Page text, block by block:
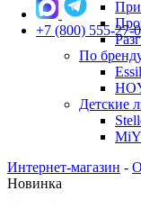
По
Детские
+7 (800) 555-27-
Интернет-магазин -
Новинка